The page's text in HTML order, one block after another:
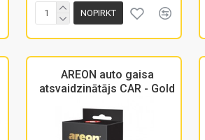
NOPIRKT
AREON auto gaisa
atsvaidzinātājs CAR - Gold